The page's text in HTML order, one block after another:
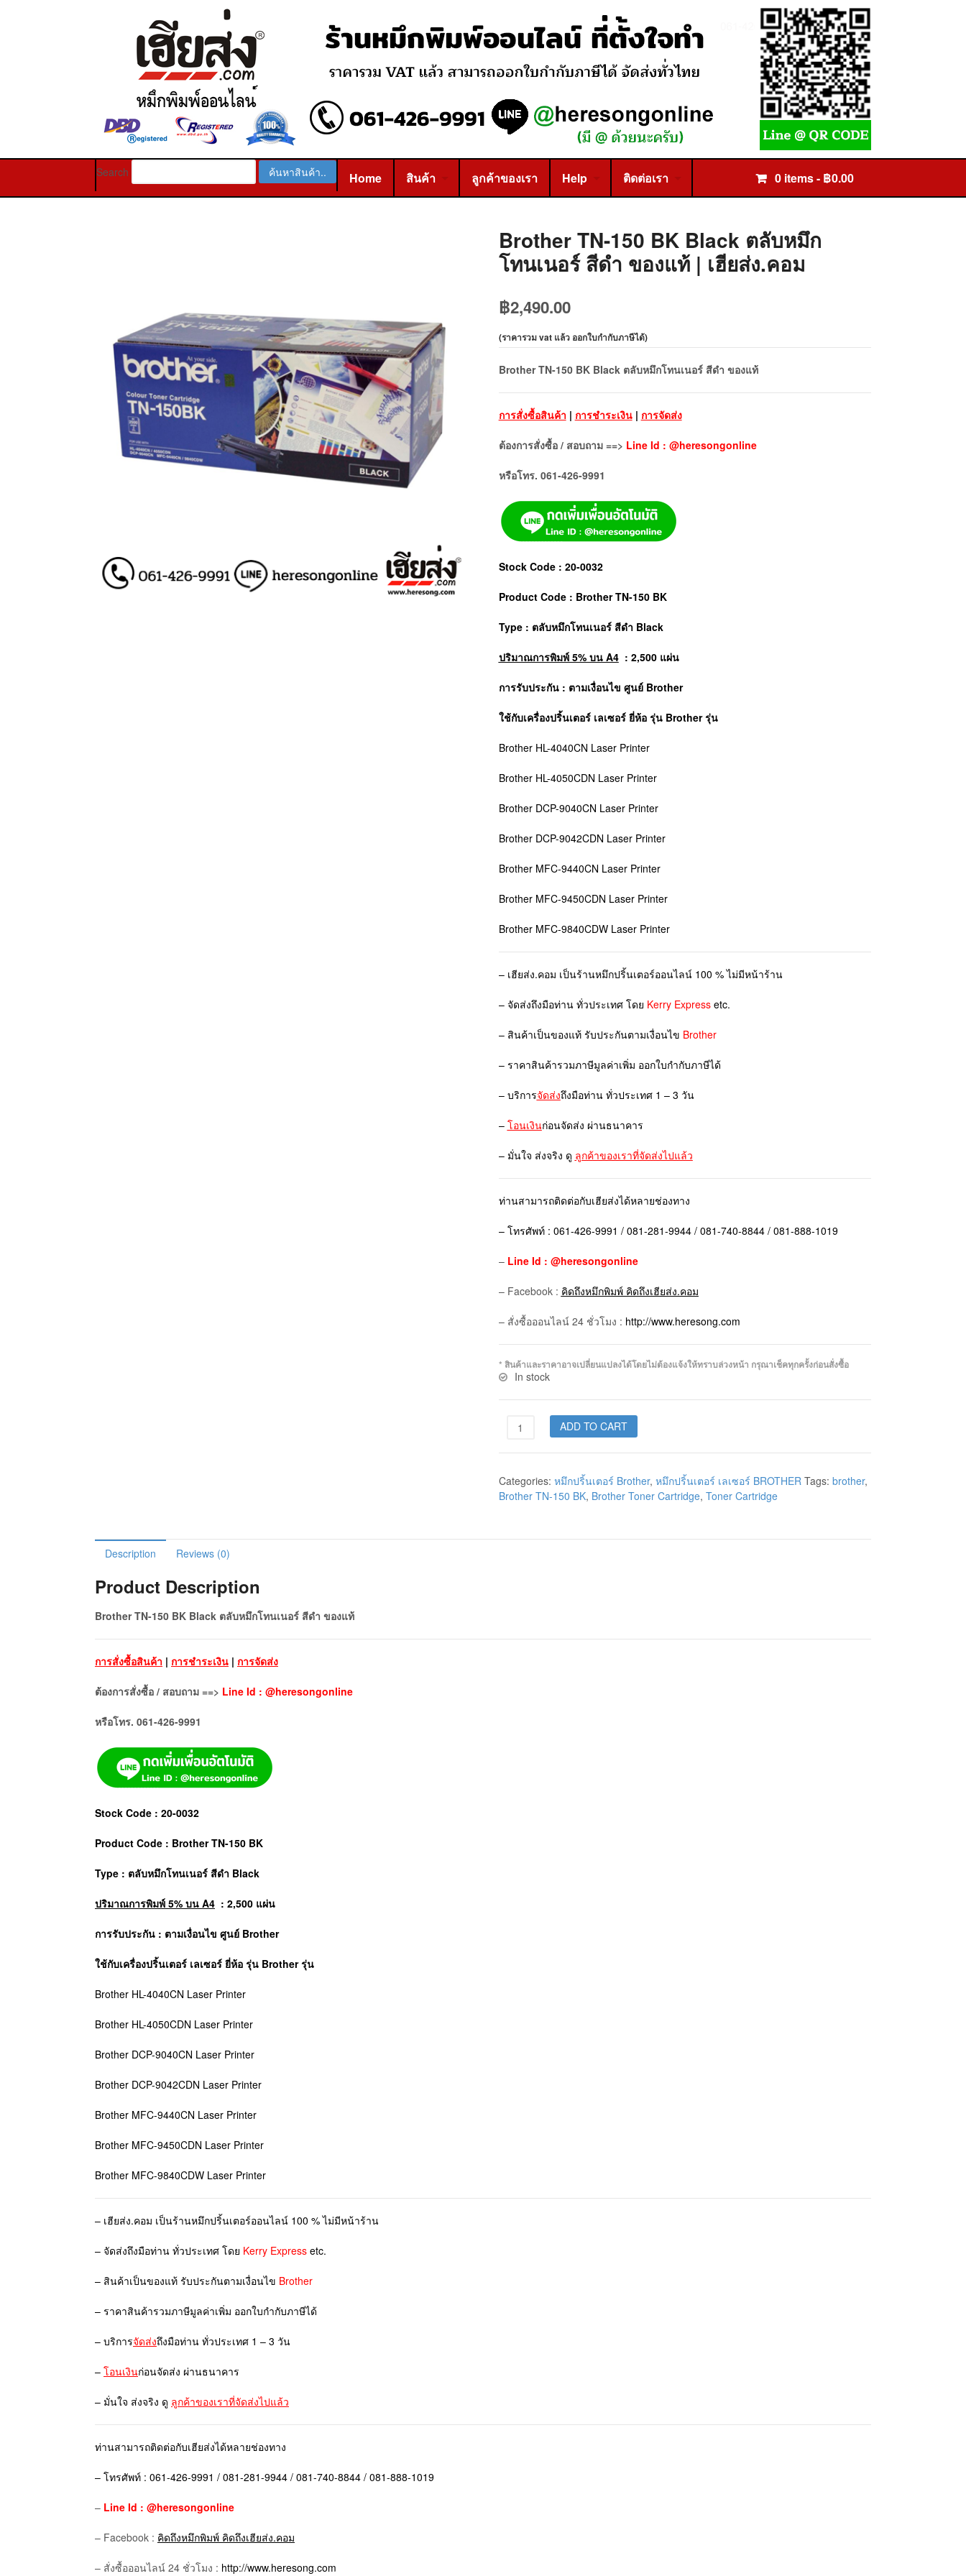
Search Home สินค้า ลูกค้าของเรา Help ติดต่อเรา 0 items - ฿0.00
Brother TN-150 BK Black ตลับหมึก
โทนเนอร์ สีดำ ของแท้ | เฮียส่ง.คอม
฿2,490.00
(ราคารวม vat แล้ว ออกใบกำกับภาษีได้)
Brother TN-150 BK Black ตลับหมึกโทนเนอร์ สีดำ ของแท้
การสั่งซื้อสินค้า | การชำระเงิน| การจัดส่ง
ต้องการสั่งซื้อ / สอบถาม ==> Line Id : @heresongonline
หรือโทร. 061-426-9991
Stock Code : 20-0032
Product Code : Brother TN-150 BK
Type : ตลับหมึกโทนเนอร์ สีดำ Black
ปริมาณการพิมพ์ 5% บน A4: 2,500 แผ่น
การรับประกัน : ตามเงื่อนไข ศูนย์ Brother
ใช้กับเครื่องปริ้นเตอร์ เลเซอร์ ยี่ห้อ รุ่น Brother รุ่น
Brother HL-4040CN Laser Printer
Brother HL-4050CDN Laser Printer
Brother DCP-9040CN Laser Printer
Brother DCP-9042CDN Laser Printer
Brother MFC-9440CN Laser Printer
Brother MFC-9450CDN Laser Printer
Brother MFC-9840CDW Laser Printer
– เฮียส่ง.คอม เป็นร้านหมึกปริ้นเตอร์ออนไลน์ 100 % ไม่มีหน้าร้าน
– จัดส่งถึงมือท่าน ทั่วประเทศ โดย Kerry Expressetc.
– สินค้าเป็นของแท้ รับประกันตามเงื่อนไข Brother
– ราคาสินค้ารวมภาษีมูลค่าเพิ่ม ออกใบกำกับภาษีได้
– บริการจัดส่งถึงมือท่าน ทั่วประเทศ 1 – 3 วัน
– โอนเงินก่อนจัดส่ง ผ่านธนาคาร
– มั่นใจ ส่งจริง ดู ลูกค้าของเราที่จัดส่งไปแล้ว
ท่านสามารถติดต่อกับเฮียส่งได้หลายช่องทาง
– โทรศัพท์ : 061-426-9991 / 081-281-9944 / 081-740-8844 / 081-888-1019
– Line Id : @heresongonline
– Facebook : คิดถึงหมึกพิมพ์ คิดถึงเฮียส่ง.คอม
– สั่งซื้อออนไลน์ 24 ชั่วโมง : http://www.heresong.com
* สินค้าและราคาอาจเปลี่ยนแปลงได้โดยไม่ต้องแจ้งให้ทราบล่วงหน้า กรุณาเช็คทุกครั้งก่อนสั่งซื้อ
In stock
ADD TO CART
Categories: หมึกปริ้นเตอร์ Brother, หมึกปริ้นเตอร์ เลเซอร์ BROTHER Tags: brother,
Brother TN-150 BK, Brother Toner Cartridge, Toner Cartridge
Description Reviews (0)
Product Description
Brother TN-150 BK Black ตลับหมึกโทนเนอร์ สีดำ ของแท้
การสั่งซื้อสินค้า | การชำระเงิน | การจัดส่ง
ต้องการสั่งซื้อ / สอบถาม ==> Line Id : @heresongonline
หรือโทร. 061-426-9991
Stock Code : 20-0032
Product Code : Brother TN-150 BK
Type : ตลับหมึกโทนเนอร์ สีดำ Black
ปริมาณการพิมพ์ 5% บน A4 : 2,500 แผ่น
การรับประกัน : ตามเงื่อนไข ศูนย์ Brother
ใช้กับเครื่องปริ้นเตอร์ เลเซอร์ ยี่ห้อ รุ่น Brother รุ่น
Brother HL-4040CN Laser Printer
Brother HL-4050CDN Laser Printer
Brother DCP-9040CN Laser Printer
Brother DCP-9042CDN Laser Printer
Brother MFC-9440CN Laser Printer
Brother MFC-9450CDN Laser Printer
Brother MFC-9840CDW Laser Printer
– เฮียส่ง.คอม เป็นร้านหมึกปริ้นเตอร์ออนไลน์ 100 % ไม่มีหน้าร้าน
– จัดส่งถึงมือท่าน ทั่วประเทศ โดย Kerry Express etc.
– สินค้าเป็นของแท้ รับประกันตามเงื่อนไข Brother
– ราคาสินค้ารวมภาษีมูลค่าเพิ่ม ออกใบกำกับภาษีได้
– บริการจัดส่งถึงมือท่าน ทั่วประเทศ 1 – 3 วัน
– โอนเงินก่อนจัดส่ง ผ่านธนาคาร
– มั่นใจ ส่งจริง ดู ลูกค้าของเราที่จัดส่งไปแล้ว
ท่านสามารถติดต่อกับเฮียส่งได้หลายช่องทาง
– โทรศัพท์ : 061-426-9991 / 081-281-9944 / 081-740-8844 / 081-888-1019
– Line Id : @heresongonline
– Facebook : คิดถึงหมึกพิมพ์ คิดถึงเฮียส่ง.คอม
– สั่งซื้อออนไลน์ 24 ชั่วโมง : http://www.heresong.com